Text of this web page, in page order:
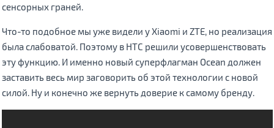
сенсорных граней.
Что-то подобное мы уже видели у Xiaomi и ZTE, но реализация
была слабоватой. Поэтому в HTC решили усовершенствовать
эту функцию. И именно новый суперфлагман Ocean должен
заставить весь мир заговорить об этой технологии с новой
силой. Ну и конечно же вернуть доверие к самому бренду.